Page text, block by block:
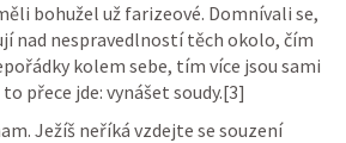
bohužel už farizeové. Domnívali se,
nad nespravedlností těch okolo, čím
kolem sebe, tím více jsou sami
přece jde: vynášet soudy.[3]
Ježíš neříká vzdejte se souzení